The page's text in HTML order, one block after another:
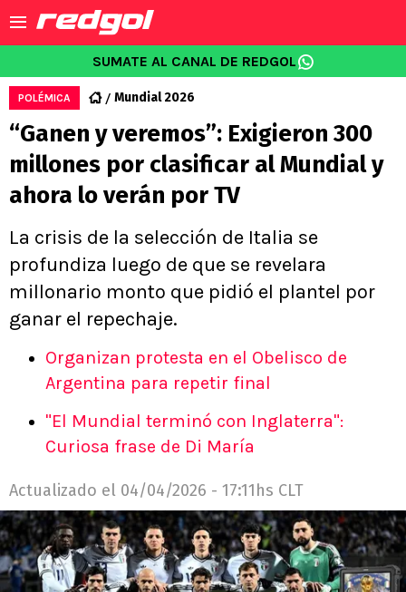
SUMATE AL CANAL DE REDGOL
POLÉMICA Mundial 2026
“Ganen y veremos”: Exigieron 300
millones por clasificar al Mundial y
ahora lo verán por TV
La crisis de la selección de Italia se
profundiza luego de que se revelara
millonario monto que pidió el plantel por
ganar el repechaje.
Organizan protesta en el Obelisco de
Argentina para repetir final
"El Mundial terminó con Inglaterra":
Curiosa frase de Di María
Actualizado el 04/04/2026 - 17:11hs CLT